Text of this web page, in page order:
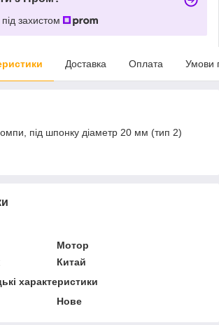
захистом
Доставка Оплата Умови
під шпонку діаметр 20 мм (тип 2)
Мотор
Китай
характеристики
Нове